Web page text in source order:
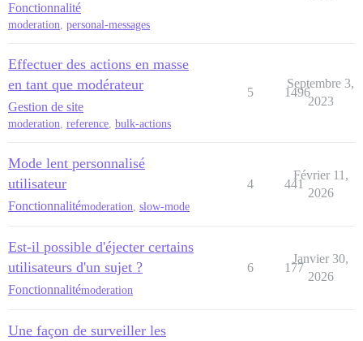
Fonctionnalité
moderation, personal-messages
Effectuer des actions en masse
en tant que modérateur
Gestion de site
moderation, reference, bulk-actions
5 1496
Septembre 3,
2023
Mode lent personnalisé
utilisateur
Fonctionnalitémoderation slow-mode
4 441
Février 11,
2026
Est-il possible d'éjecter certains
utilisateurs d'un sujet ?
Fonctionnalitémoderation
6 177
Janvier 30,
2026
Une façon de surveiller les